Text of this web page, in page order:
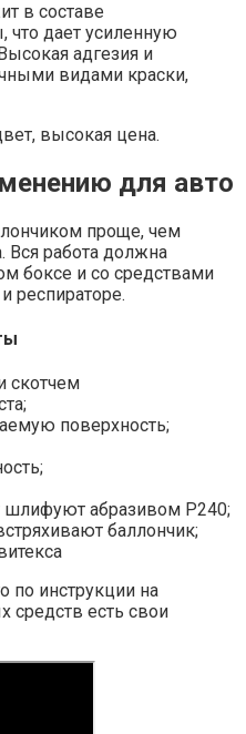
в составе
что дает усиленную
адгезия и
видами краски,
высокая цена.
для авто
проще, чем
Вся работа должна
боксе и со средствами
респираторе.
скотчем
поверхность;
шлифуют абразивом Р240;
баллончик;
по инструкции на
средств есть свои